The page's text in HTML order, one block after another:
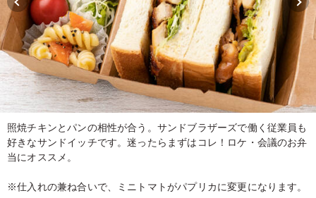
照焼チキンとパンの相性が合う。サンドブラザーズで働く従業員も
好きなサンドイッチです。迷ったらまずはコレ！ロケ・会議のお弁
当にオススメ。
※仕入れの兼ね合いで、ミニトマトがパプリカに変更になります。